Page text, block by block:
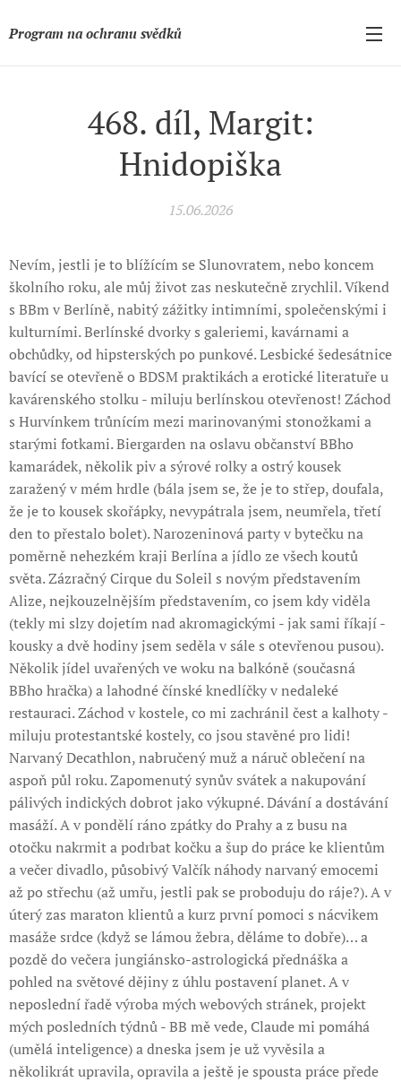
Program na ochranu svědků
468. díl, Margit:
Hnidopiška
15.06.2026
Nevím, jestli je to blížícím se Slunovratem, nebo koncem
školního roku, ale můj život zas neskutečně zrychlil. Víkend
s BBm v Berlíně, nabitý zážitky intimními, společenskými i
kulturními. Berlínské dvorky s galeriemi, kavárnami a
obchůdky, od hipsterských po punkové. Lesbické šedesátnice
bavící se otevřeně o BDSM praktikách a erotické literatuře u
kavárenského stolku - miluju berlínskou otevřenost! Záchod
s Hurvínkem trůnícím mezi marinovanými stonožkami a
starými fotkami. Biergarden na oslavu občanství BBho
kamarádek, několik piv a sýrové rolky a ostrý kousek
zaražený v mém hrdle (bála jsem se, že je to střep, doufala,
že je to kousek skořápky, nevypátrala jsem, neumřela, třetí
den to přestalo bolet). Narozeninová party v bytečku na
poměrně nehezkém kraji Berlína a jídlo ze všech koutů
světa. Zázračný Cirque du Soleil s novým představením
Alize, nejkouzelnějším představením, co jsem kdy viděla
(tekly mi slzy dojetím nad akromagickými - jak sami říkají -
kousky a dvě hodiny jsem seděla v sále s otevřenou pusou).
Několik jídel uvařených ve woku na balkóně (současná
BBho hračka) a lahodné čínské knedlíčky v nedaleké
restauraci. Záchod v kostele, co mi zachránil čest a kalhoty -
miluju protestantské kostely, co jsou stavěné pro lidi!
Narvaný Decathlon, nabručený muž a náruč oblečení na
aspoň půl roku. Zapomenutý synův svátek a nakupování
pálivých indických dobrot jako výkupné. Dávání a dostávání
masáží. A v pondělí ráno zpátky do Prahy a z busu na
otočku nakrmit a podrbat kočku a šup do práce ke klientům
a večer divadlo, působivý Valčík náhody narvaný emocemi
až po střechu (až umřu, jestli pak se proboduju do ráje?). A v
úterý zas maraton klientů a kurz první pomoci s nácvikem
masáže srdce (když se lámou žebra, děláme to dobře)… a
pozdě do večera jungiánsko-astrologická přednáška a
pohled na světové dějiny z úhlu postavení planet. A v
neposlední řadě výroba mých webových stránek, projekt
mých posledních týdnů - BB mě vede, Claude mi pomáhá
(umělá inteligence) a dneska jsem je už vyvěsila a
několikrát upravila, opravila a ještě je spousta práce přede